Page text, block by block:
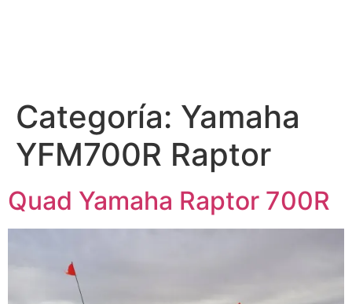
Categoría: Yamaha
YFM700R Raptor
Quad Yamaha Raptor 700R